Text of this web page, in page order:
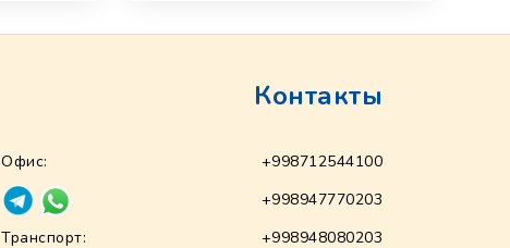
Контакты
Офис:
+998712544100
+998947770203
Транспорт:
+998948080203